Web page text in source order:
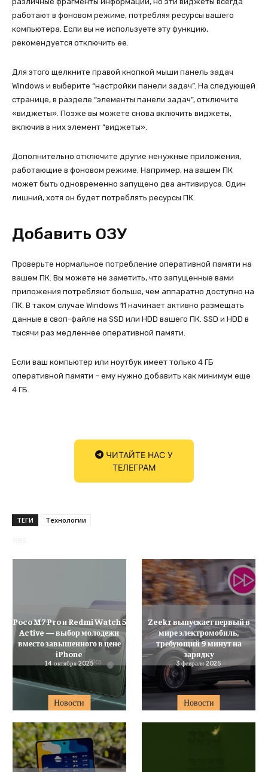
работают в фоновом режиме, потребляя ресурсы вашего
компьютера. Если вы не используете эту функцию,
рекомендуется отключить ее.
Для этого щелкните правой кнопкой мыши панель задач
Windows и выберите “настройки панели задач”. На следующей
странице, в разделе “элементы панели задач”, отключите
«виджеты». Позже вы можете снова включить виджеты,
включив в них элемент “виджеты».
Дополнительно отключите другие ненужные приложения,
работающие в фоновом режиме. Например, на вашем ПК
может быть одновременно запущено два антивируса. Один
лишний, хотя он будет потреблять ресурсы ПК.
Добавить ОЗУ
Проверьте нормальное потребление оперативной памяти на
вашем ПК. Вы можете не заметить, что запущенные вами
приложения потребляют больше, чем аппаратно доступно на
ПК. В таком случае Windows 11 начинает активно размещать
данные в своп-файле на SSD или HDD вашего ПК. SSD и HDD в
тысячи раз медленнее оперативной памяти.
Если ваш компьютер или ноутбук имеет только 4 ГБ
оперативной памяти – ему нужно добавить как минимум еще
4 ГБ.
ЧИТАЙТЕ НАС У
ТЕЛЕГРАМ
ТЕГИ Технологии
Новости
Poco M7 Pro и Redmi Watch 5
Active — выбор молодежи
вместо завышенного в цене
iPhone
14 октября 2025
Новости
Zeekr выпускает первый в
мире электромобиль,
требующий 9 минут на
зарядку
3 февраля 2025